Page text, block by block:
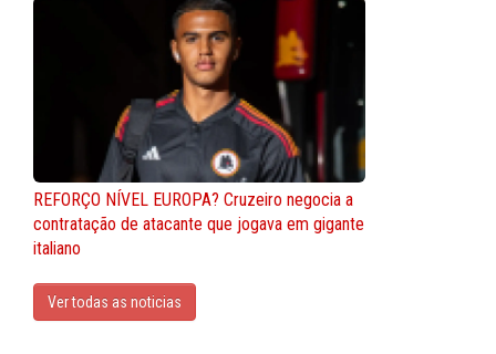
REFORÇO NÍVEL EUROPA? Cruzeiro negocia a
contratação de atacante que jogava em gigante
italiano
Ver todas as noticias